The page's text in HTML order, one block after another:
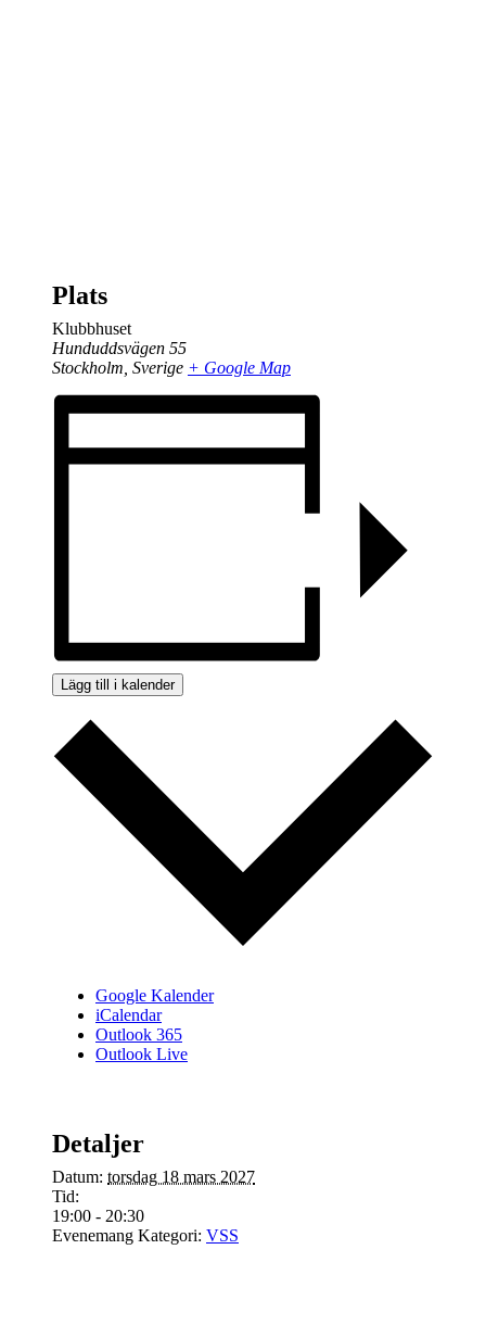
Plats
Klubbhuset
Hunduddsvägen 55
Stockholm Sverige + Google Map
Lägg till i kalender
Google Kalender
iCalendar
Outlook 365
Outlook Live
Detaljer
Datum: torsdag 18 mars 2027
Tid:
19:00 - 20:30
Evenemang Kategori: VSS